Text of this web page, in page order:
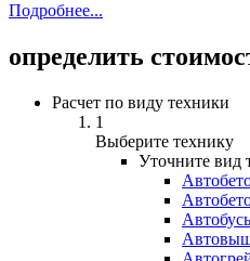
Подробнее...
определить
Расчет по виду техники
1
Выберите технику
Уточните вид